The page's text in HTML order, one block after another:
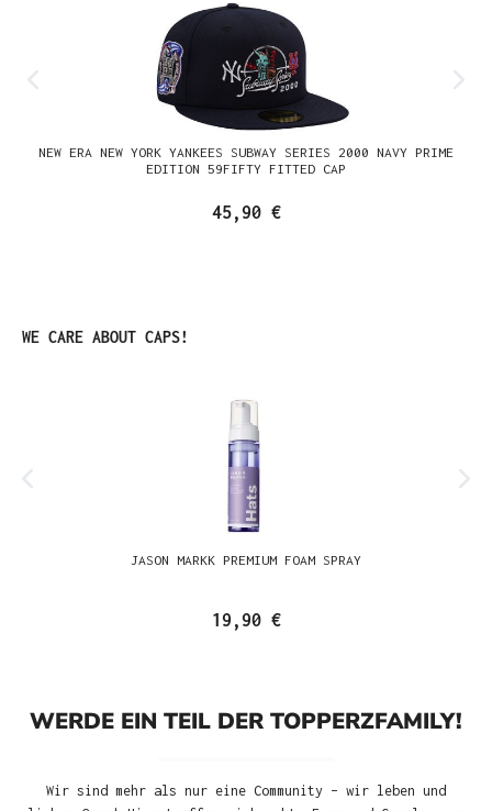
NEW ERA NEW YORK YANKEES SUBWAY SERIES 2000 NAVY PRIME
EDITION 59FIFTY FITTED CAP
45,90 €
Produktgalerie überspringen
WE CARE ABOUT CAPS!
JASON MARKK PREMIUM FOAM SPRAY
19,90 €
WERDE EIN TEIL DER TOPPERZFAMILY!
Wir sind mehr als nur eine Community – wir leben und